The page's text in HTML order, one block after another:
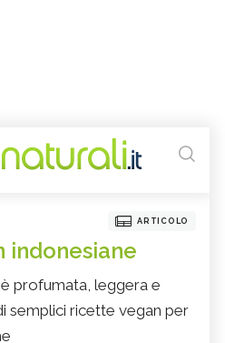
ARTICOLO
indonesiane
profumata, leggera e
semplici ricette vegan per